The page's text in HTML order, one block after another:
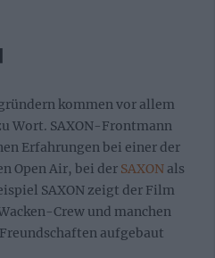
kommen vor allem
Wort. SAXON-Frontmann
Erfahrungen bei einer der
Open Air, bei der SAXON als
SAXON zeigt der Film
Crew und manchen
aufgebaut